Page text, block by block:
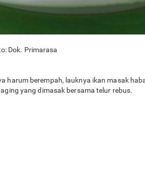
Dok. Primarasa
harum berempah, lauknya ikan masak
yang dimasak bersama telur rebus.